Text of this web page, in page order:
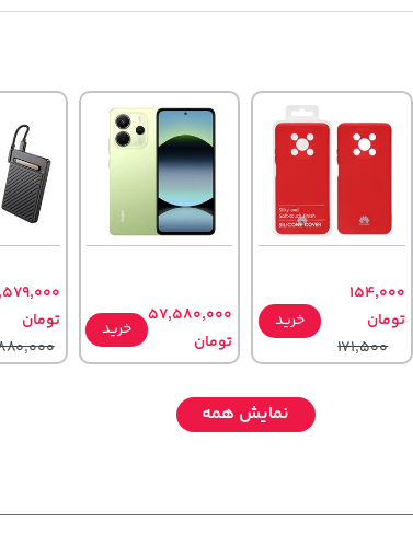
154,000
تومان
171,500
خرید
57,580,000
تومان
خرید
تومان
نمایش همه